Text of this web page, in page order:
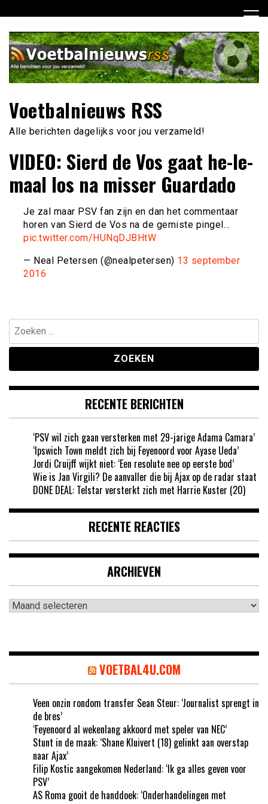
naar
inhoud
Voetbalnieuws RSS
Alle berichten dagelijks voor jou verzameld!
VIDEO: Sierd de Vos gaat he-le-
maal los na misser Guardado
Je zal maar PSV fan zijn en dan het commentaar
horen van Sierd de Vos na de gemiste pingel…
pic.twitter.com/HUNqDJBHtW
— Neal Petersen (@nealpetersen) 13 september
2016
Zoeken
naar:
RECENTE BERICHTEN
‘PSV wil zich gaan versterken met 29-jarige Adama Camara’
‘Ipswich Town meldt zich bij Feyenoord voor Ayase Ueda’
Jordi Cruijff wijkt niet: ‘Een resolute nee op eerste bod’
Wie is Jan Virgili? De aanvaller die bij Ajax op de radar staat
DONE DEAL: Telstar versterkt zich met Harrie Kuster (20)
RECENTE REACTIES
ARCHIEVEN
Archieven
VOETBAL4U.COM
Veen onzin rondom transfer Sean Steur: ‘Journalist sprengt in
de bres’
‘Feyenoord al wekenlang akkoord met speler van NEC’
Stunt in de maak: ‘Shane Kluivert (18) gelinkt aan overstap
naar Ajax’
Filip Kostic aangekomen Nederland: ‘Ik ga alles geven voor
PSV’
AS Roma gooit de handdoek: ‘Onderhandelingen met